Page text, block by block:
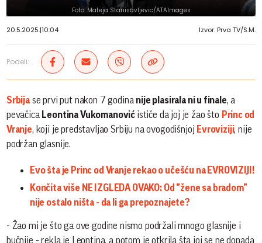
Foto: Mateja Stanisavljevic/ATAImages
20.5.2025.|10:04 Izvor: Prva TV/S.M.
Podeli:
Srbijase prvi put nakon 7 godina nije plasirala ni u finale, a
pevačica Leontina Vukomanović ističe da joj je žao što Princ od
Vranje, koji je predstavljao Srbiju na ovogodišnjoj Evroviziji, nije
podržan glasnije.
Evo šta je Princ od Vranje rekao o učešću na EVROVIZIJI!
Končita više NE IZGLEDA OVAKO: Od "žene sa bradom"
nije ostalo ništa - da li ga prepoznajete?
- Žao mi je što ga ove godine nismo podržali mnogo glasnije i
bučnije - rekla je Leontina, a potom je otkrila šta joj se ne dopada